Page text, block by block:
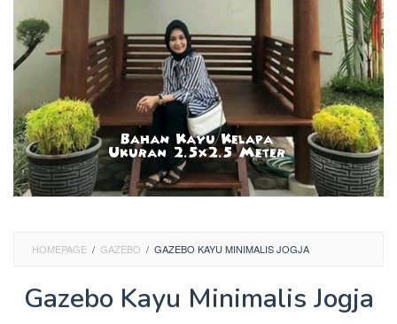
HOMEPAGE / GAZEBO / GAZEBO KAYU MINIMALIS JOGJA
Gazebo Kayu Minimalis Jogja